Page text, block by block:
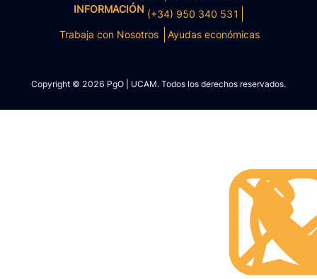
INFORMACIÓN (+34) 950 340 531
Trabaja con Nosotros
Ayudas económicas
Copyright © 2026 PgO | UCAM. Todos los derechos reservados.